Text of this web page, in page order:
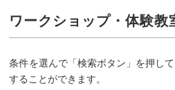
ワークショップ・体験教
条件を選んで「検索ボタン」を押し
することができます。